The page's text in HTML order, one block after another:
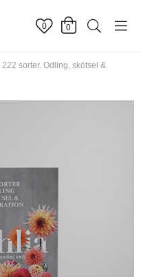
0 0
222 sorter. Odling, skötsel &